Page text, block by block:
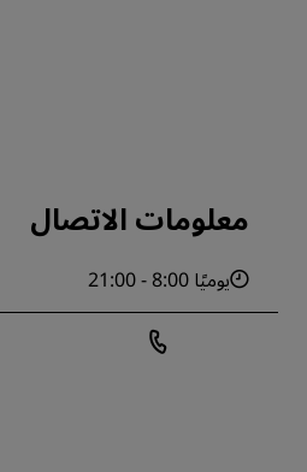
معلومات الاتصال
يوميًا 8:00 - 21:00